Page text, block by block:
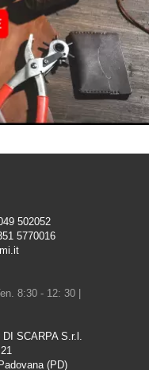
502052
5770016
8:30 - 12: 30 |
SCARPA S.r.l.
(PD)